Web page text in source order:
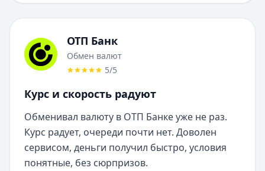
ОТП Банк
Обмен валют
5/5
Курс и скорость радуют
Обменивал валюту в ОТП Банке уже не раз.
Курс радует, очереди почти нет. Доволен
сервисом, деньги получил быстро, условия
понятные, без сюрпризов.